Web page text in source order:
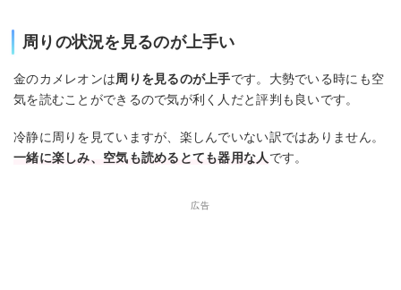
周りの状況を見るのが上手い
金のカメレオンは周りを見るのが上手です。大勢でいる時にも空
気を読むことができるので気が利く人だと評判も良いです。
冷静に周りを見ていますが、楽しんでいない訳ではありません。
一緒に楽しみ、空気も読めるとても器用な人です。
広告